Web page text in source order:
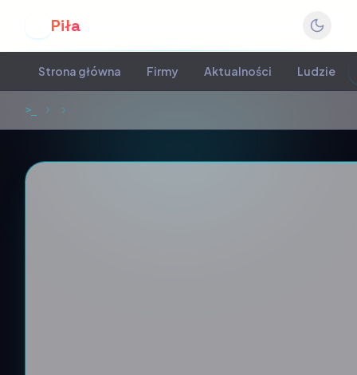
Piła
Strona główna Firmy Aktualności Ludzie
>_